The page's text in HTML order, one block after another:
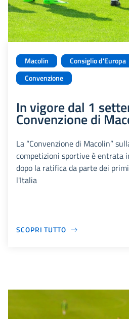
Macolin
Consiglio d'Europa
Convenzione
In vigore dal 1
Convenzione di
La “Convenzione di Macolin”
competizioni sportive è entrata
dopo la ratifica da parte dei
l'Italia
SCOPRI TUTTO